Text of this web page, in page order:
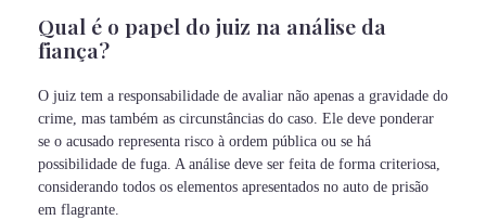
Qual é o papel do juiz na análise da
fiança?
O juiz tem a responsabilidade de avaliar não apenas a gravidade do
crime, mas também as circunstâncias do caso. Ele deve ponderar
se o acusado representa risco à ordem pública ou se há
possibilidade de fuga. A análise deve ser feita de forma criteriosa,
considerando todos os elementos apresentados no auto de prisão
em flagrante.